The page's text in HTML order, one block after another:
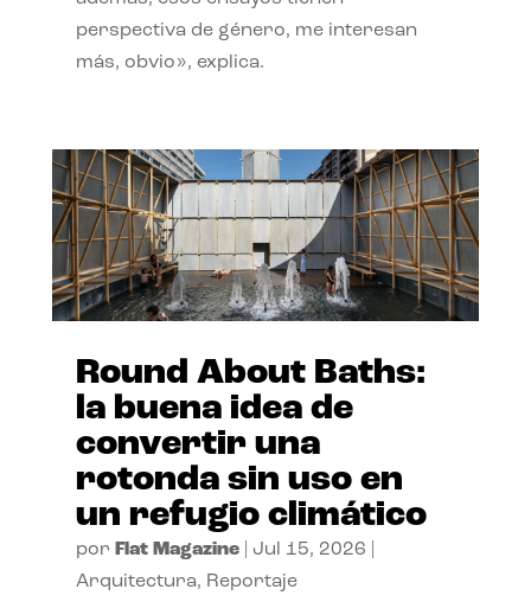
perspectiva de género, me interesan
más, obvio», explica.
Round About Baths:
la buena idea de
convertir una
rotonda sin uso en
un refugio climático
por Flat Magazine| Jul 15, 2026
Arquitectura, Reportaje